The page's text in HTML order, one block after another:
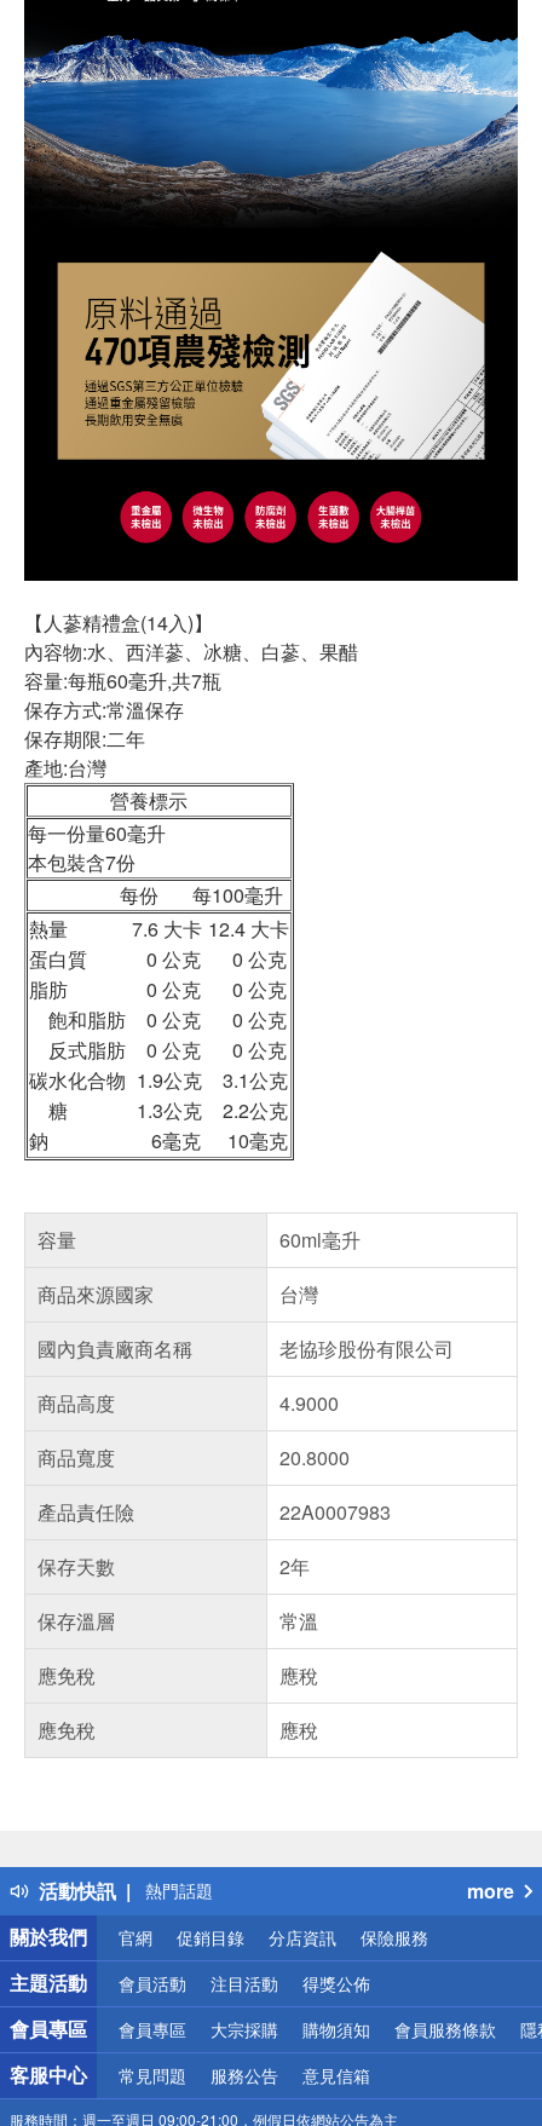
【人蔘精禮盒(14入)】
內容物:水、西洋蔘、冰糖、白蔘、果醋
容量:每瓶60毫升,共7瓶
保存方式:常溫保存
保存期限:二年
產地:台灣
營養標示
每一份量60毫升
本包裝含7份
每份 每100毫升
熱量
7.6 大卡 12.4 大卡
蛋白質
0 公克 0 公克
脂肪
0 公克 0 公克
飽和脂肪 0 公克 0 公克
反式脂肪 0 公克 0 公克
碳水化合物 1.9公克 3.1公克
糖
1.3公克 2.2公克
鈉
6毫克 10毫克
容量
60ml毫升
商品來源國家
台灣
國內負責廠商名稱
老協珍股份有限公司
商品高度
4.9000
商品寬度
20.8000
產品責任險
22A0007983
保存天數
2年
保存溫層
常溫
應免稅
應稅
應免稅
應稅
活動快訊
得獎公告
熱門話題
銀行優惠
偏遠地區配送
詐騙網頁！請小心！
more
關於我們
官網 促銷目錄 分店資訊 保險服務
主題活動 會員活動 注目活動 得獎公佈
會員專區 會員專區 大宗採購 購物須知 會員服務條款 隱
客服中心 常見問題 服務公告 意見信箱
服務時間： 週一至週日 09:00-21:00，例假日依網站公告為主